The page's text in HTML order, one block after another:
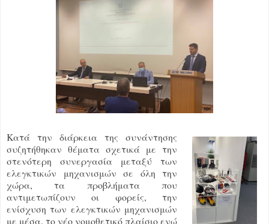
Κατά την διάρκεια της συνάντησης
συζητήθηκαν θέματα σχετικά με την
στενότερη συνεργασία μεταξύ των
ελεγκτικών μηχανισμών σε όλη την
χώρα, τα προβλήματα που
αντιμετωπίζουν οι φορείς, την
ενίσχυση των ελεγκτικών μηχανισμών
με μέσα, το νέο νομοθετικό πλαίσιο ενώ